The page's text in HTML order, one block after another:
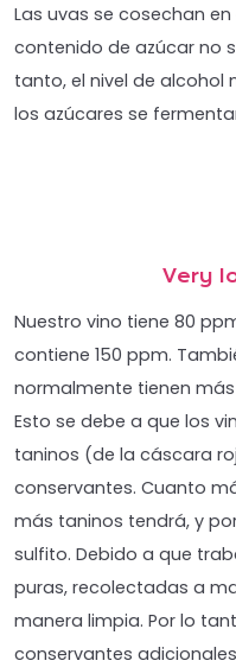
Las uvas se cosechan
contenido de azúcar no
tanto, el nivel de alcohol
los azúcares se
Very
Nuestro vino tiene 80
contiene 150 ppm.
normalmente tienen
Esto se debe a que los
taninos (de la cáscara
conservantes. Cuanto
más taninos tendrá, y
sulfito. Debido a que
puras, recolectadas a
manera limpia. Por lo
conservantes